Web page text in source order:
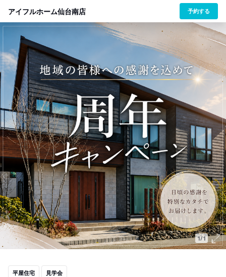
アイフルホーム仙台南店 予約する
1/1
平屋住宅 見学会